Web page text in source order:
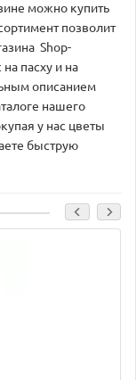
можно купить
позволит
Shop-
пасху и на
описанием
нашего
у нас цветы
быструю